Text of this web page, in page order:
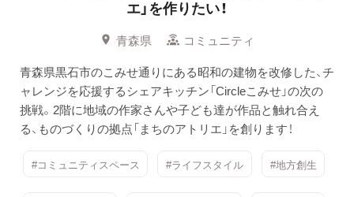
エ」を作りたい！
青森県
コミュニティ
青森県黒石市のこみせ通りにある昭和の建物を改修した、チ
ャレンジを応援するシェアキッチン「Circleこみせ」の次の
挑戦。2階に地域の作家さんや子ども達が作品と触れ合え
る、ものづくりの拠点「まちのアトリエ」を創ります！
#コミュニティスペース #ライフスタイル #地方創生